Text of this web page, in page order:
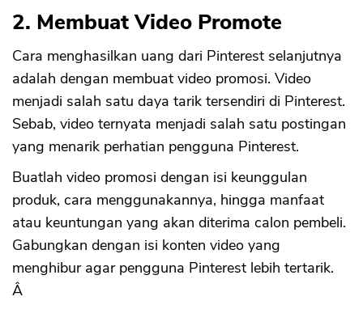
2. Membuat Video Promote
Cara menghasilkan uang dari Pinterest selanjutnya
adalah dengan membuat video promosi. Video
menjadi salah satu daya tarik tersendiri di Pinterest.
Sebab, video ternyata menjadi salah satu postingan
yang menarik perhatian pengguna Pinterest.
Buatlah video promosi dengan isi keunggulan
produk, cara menggunakannya, hingga manfaat
atau keuntungan yang akan diterima calon pembeli.
Gabungkan dengan isi konten video yang
menghibur agar pengguna Pinterest lebih tertarik.
Â